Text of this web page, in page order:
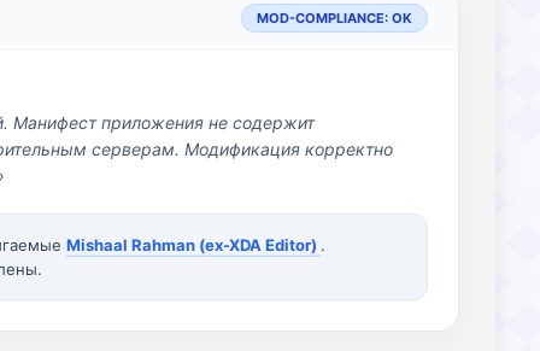
MOD-COMPLIANCE: OK
Манифест приложения не содержит
серверам. Модификация корректно
Mishaal Rahman (ex-XDA Editor) .